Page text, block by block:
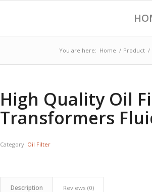
You are here: Home / Product /
High Quality Oil
Transformers
Category: Oil Filter
Description Reviews (0)